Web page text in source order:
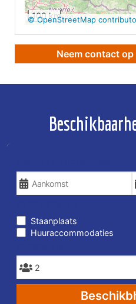
100 km
© OpenStreetMap
Neem contact
Staanplaats
Huuraccommodaties